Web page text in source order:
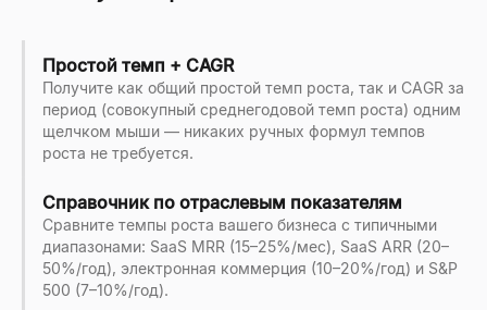
Простой темп + CAGR
Получите как общий простой темп роста, так и CAGR за
период (совокупный среднегодовой темп роста) одним
щелчком мыши — никаких ручных формул темпов
роста не требуется.
Справочник по отраслевым показателям
Сравните темпы роста вашего бизнеса с типичными
диапазонами: SaaS MRR (15–25%/мес), SaaS ARR (20–
50%/год), электронная коммерция (10–20%/год) и S&P
500 (7–10%/год).